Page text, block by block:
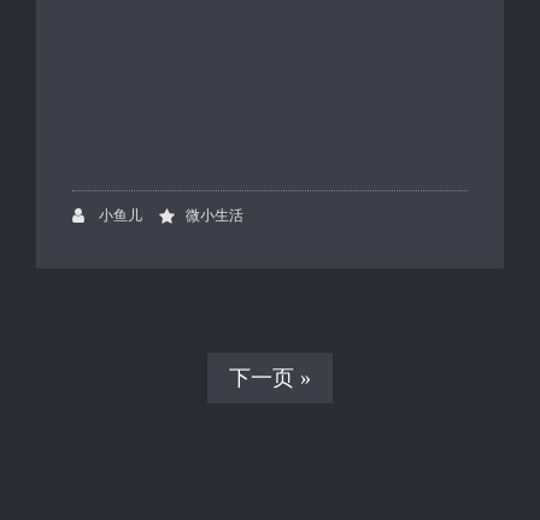
小鱼儿 微小生活
下一页 »